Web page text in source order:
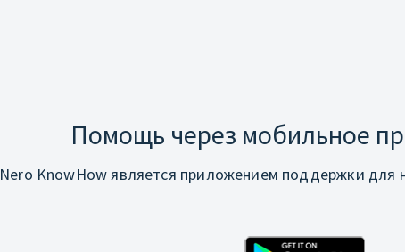
Помощь через мобильное
Nero KnowHow является приложением поддержки для